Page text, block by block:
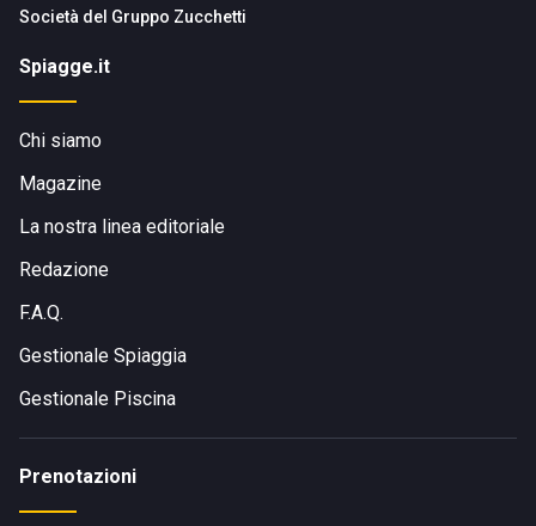
Società del Gruppo Zucchetti
Spiagge.it
Chi siamo
Magazine
La nostra linea editoriale
Redazione
F.A.Q.
Gestionale Spiaggia
Gestionale Piscina
Prenotazioni